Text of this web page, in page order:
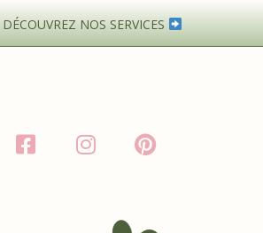
DÉCOUVREZ NOS SERVICES